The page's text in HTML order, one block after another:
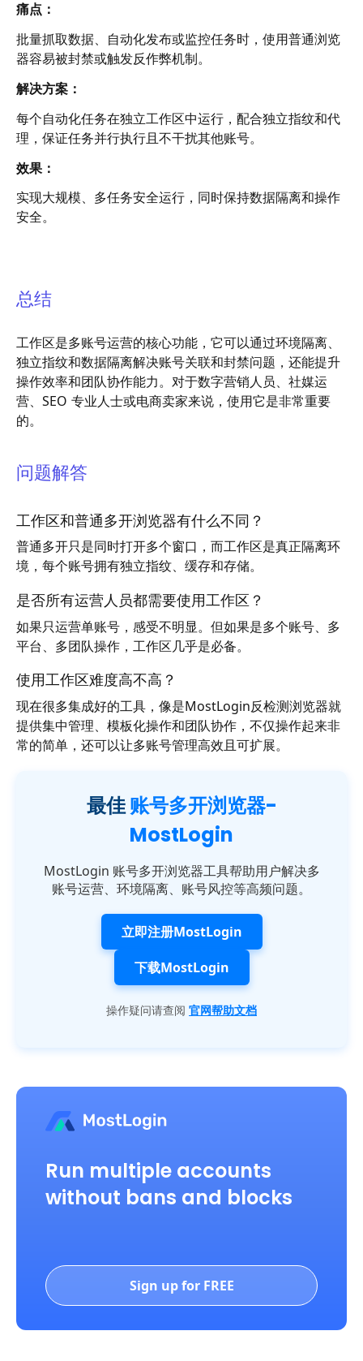
痛点：
批量抓取数据、自动化发布或监控任务时，使用普通浏览
器容易被封禁或触发反作弊机制。
解决方案：
每个自动化任务在独立工作区中运行，配合独立指纹和代
理，保证任务并行执行且不干扰其他账号。
效果：
实现大规模、多任务安全运行，同时保持数据隔离和操作
安全。
总结
工作区是多账号运营的核心功能，它可以通过环境隔离、
独立指纹和数据隔离解决账号关联和封禁问题，还能提升
操作效率和团队协作能力。对于数字营销人员、社媒运
营、SEO 专业人士或电商卖家来说，使用它是非常重要
的。
问题解答
工作区和普通多开浏览器有什么不同？
普通多开只是同时打开多个窗口，而工作区是真正隔离环
境，每个账号拥有独立指纹、缓存和存储。
是否所有运营人员都需要使用工作区？
如果只运营单账号，感受不明显。但如果是多个账号、多
平台、多团队操作，工作区几乎是必备。
使用工作区难度高不高？
现在很多集成好的工具，像是MostLogin反检测浏览器就
提供集中管理、模板化操作和团队协作，不仅操作起来非
常的简单，还可以让多账号管理高效且可扩展。
最佳账号多开浏览器-
MostLogin
MostLogin 账号多开浏览器工具帮助用户解决多
账号运营、环境隔离、账号风控等高频问题。
立即注册MostLogin
下载MostLogin
操作疑问请查阅 官网帮助文档
Run multiple accounts
without bans and blocks
Sign up for FREE